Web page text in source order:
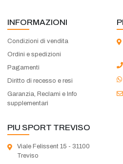
INFORMAZIONI
Condizioni di vendita
Ordini e spedizioni
Pagamenti
Diritto di recesso e resi
Garanzia, Reclami e Info
supplementari
PIU SPORT TREVISO
Viale Felissent 15 - 31100
Treviso